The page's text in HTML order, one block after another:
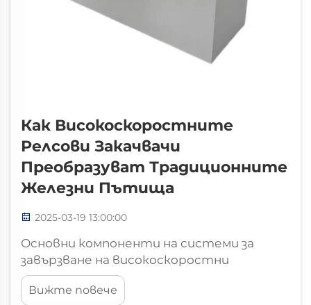
Как Високоскоростните
Релсови Закачвачи
Преобразуват Традиционните
Железни Пътища
2025-03-19 13:00:00
Основни компоненти на системи за
завързване на високоскоростни
железопътни линии. Класически срещу
модерни принципи на дизайн на
Вижте повече